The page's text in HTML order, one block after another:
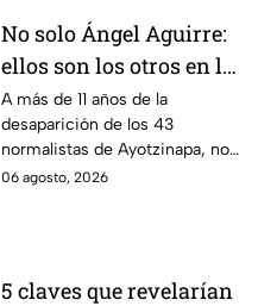
No solo Ángel Aguirre:
ellos son los otros en la
lupa por el caso
Ayotzinapa
A más de 11 años de la
desaparición de los 43
normalistas de Ayotzinapa, no
se ha conocido el paradero de
06 agosto, 2026
5 claves que revelarían